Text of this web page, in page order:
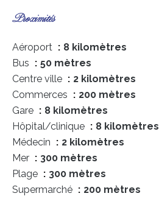
Proximités
Aéroport
8 kilomètres
Bus
50 mètres
Centre ville
2 kilomètres
Commerces
200 mètres
Gare
8 kilomètres
Hôpital/clinique
8 kilomètres
Médecin
2 kilomètres
Mer
300 mètres
Plage
300 mètres
Supermarché
200 mètres